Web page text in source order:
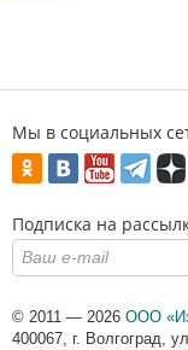
Мы в социальных
Подписка на
© 2011 — 2026 ООО
400067, г. Волгоград,